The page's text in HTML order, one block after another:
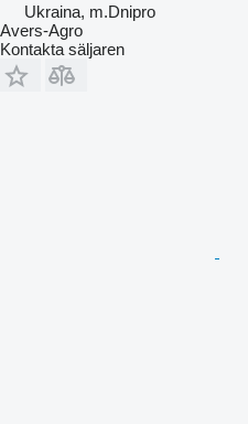
Ukraina, m.Dnipro
Avers-Agro
Kontakta säljaren